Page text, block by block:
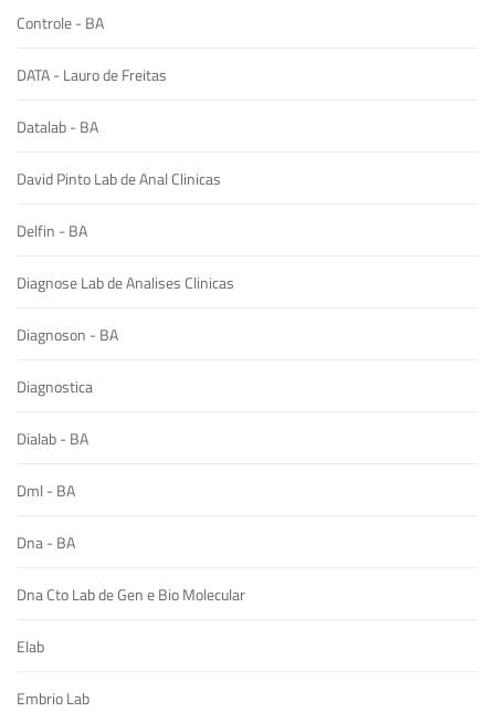
Controle - BA
DATA - Lauro de Freitas
Datalab - BA
David Pinto Lab de Anal Clinicas
Delfin - BA
Diagnose Lab de Analises Clinicas
Diagnoson - BA
Diagnostica
Dialab - BA
Dml - BA
Dna - BA
Dna Cto Lab de Gen e Bio Molecular
Elab
Embrio Lab